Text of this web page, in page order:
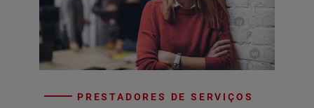
PRESTADORES DE SERVIÇOS